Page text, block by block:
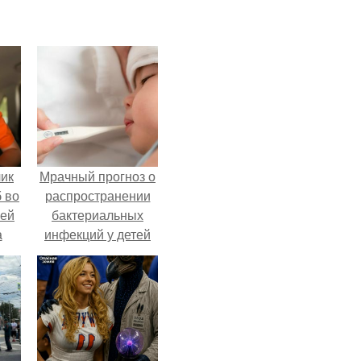
во
Мрачный прогноз о
распространении
бактериальных
инфекций у детей
вышел.